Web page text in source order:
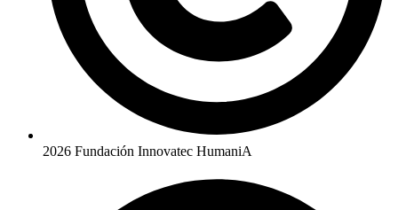
2026 Fundación Innovatec HumaniA